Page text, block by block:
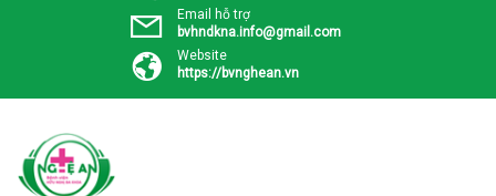
Email hỗ trợ
bvhndkna.info@gmail.com
Website
https://bvnghean.vn